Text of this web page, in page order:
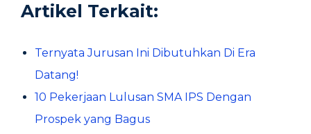
Artikel Terkait:
Ternyata Jurusan Ini Dibutuhkan Di Era
Datang!
10 Pekerjaan Lulusan SMA IPS Dengan
Prospek yang Bagus